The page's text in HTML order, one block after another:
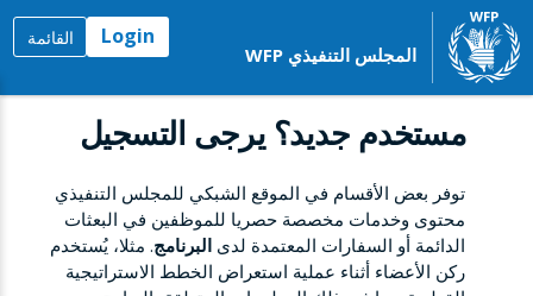
المجلس التنفيذي WFP
Login القائمة
مستخدم جديد؟ يرجى التسجيل
توفر بعض الأقسام في الموقع الشبكي للمجلس التنفيذي
محتوى وخدمات مخصصة حصريا للموظفين في البعثات
الدائمة أو السفارات المعتمدة لدى البرنامج. مثلا، يُستخدم
ركن الأعضاء أثناء عملية استعراض الخطط الاستراتيجية